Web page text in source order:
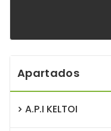
Apartados
A.P.I KELTOI